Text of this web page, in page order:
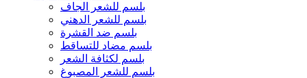
بلسم للشعر الجاف
بلسم للشعر الدهني
بلسم ضد القشرة
بلسم مضاد للتساقط
بلسم لكثافة الشعر
بلسم للشعر المصبوغ